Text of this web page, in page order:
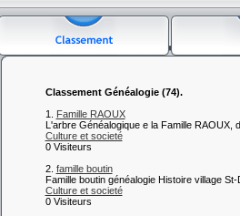
Classement Généalogie (74).
1.
Famille RAOUX
L'arbre Généalogique e la Famille RAOUX,
Culture et societé
0 Visiteurs
2. famille boutin
Famille boutin généalogie Histoire village
Culture et societé
0 Visiteurs